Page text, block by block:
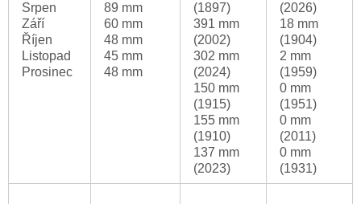
Srpen
Září
Říjen
Listopad
Prosinec
89 mm
60 mm
48 mm
45 mm
48 mm
(1897)
391 mm
(2002)
302 mm
(2024)
150 mm
(1915)
155 mm
(1910)
137 mm
(2023)
(2026)
18 mm
(1904)
2 mm
(1959)
0 mm
(1951)
0 mm
(2011)
0 mm
(1931)